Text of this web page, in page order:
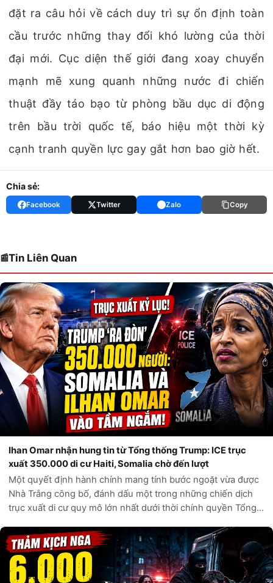
đặt ra câu hỏi về cách duy trì sự ổn định toàn
cầu trước những thay đổi khó lường của thời
đại mới. Cục diện thế giới đang xoay chuyển
mạnh mẽ xung quanh những nước đi chiến
thuật đầy táo bạo từ phòng bầu dục di động
trên bầu trời quốc tế, báo hiệu một thời kỳ
cạnh tranh quyền lực gay gắt hơn bao giờ hết.
Chia sẻ:
Facebook Twitter Zalo Copy
Tin Liên Quan
Ihan Omar nhận hung tin từ Tổng thống Trump: ICE trục
xuất 350.000 di cư Haiti, Somalia chờ đến lượt
Một quyết định hành chính mang tính bước ngoặt vừa được
Nhà Trắng công bố, đánh dấu một trong những chiến dịch
trục xuất di cư quy mô lớn nhất dưới thời chính quyền Tổng
An ninh Nội địa Hoa Kỳ,...